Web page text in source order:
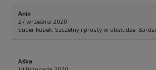
Ania
27 września 2020
Super kubek. Szczelny i prosty w obsłudze.
Aśka